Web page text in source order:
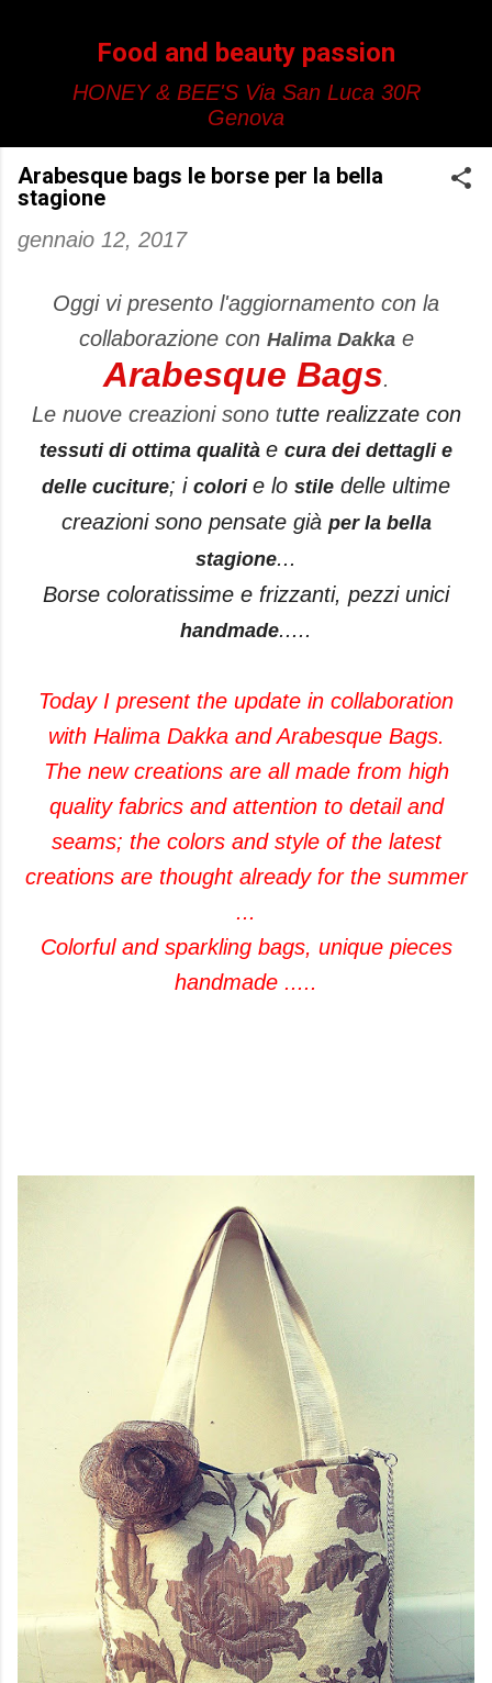
Food and beauty passion
HONEY & BEE'S Via San Luca 30R
Genova
Arabesque bags le borse per la bella
stagione
gennaio 12, 2017
Oggi vi presento l'aggiornamento con la
collaborazione con Halima Dakkae
Arabesque Bags.
Le nuove creazioni sono tutte realizzate con
tessuti di ottima qualità e cura dei dettagli e
delle cuciture; i colori e lo stile delle ultime
creazioni sono pensate già per la bella
stagione...
Borse coloratissime e frizzanti, pezzi unici
handmade.....
Today I present the update in collaboration
with Halima Dakka and Arabesque Bags.
The new creations are all made from high
quality fabrics and attention to detail and
seams; the colors and style of the latest
creations are thought already for the summer
...
Colorful and sparkling bags, unique pieces
handmade .....